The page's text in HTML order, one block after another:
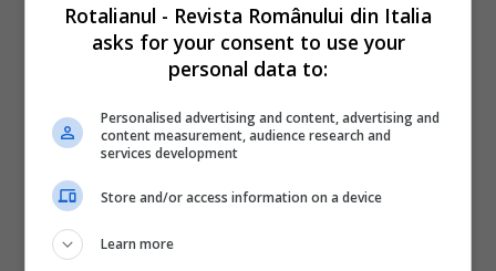
Rotalianul - Revista Românului din Italia
asks for your consent to use your
personal data to:
Personalised advertising and content, advertising and
content measurement, audience research and
services development
Store and/or access information on a device
Learn more